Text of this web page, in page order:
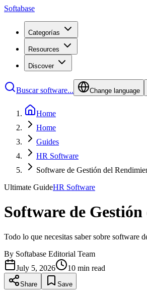
Softabase
Categorías
Resources
Discover
Buscar software... Change language
Home
Home
Guides
HR Software
Software de Gestión del
Ultimate GuideHR Software
Software de
Todo lo que necesitas saber sobre software
By Softabase Editorial Team
July 5, 2026
10 min read
Share Save